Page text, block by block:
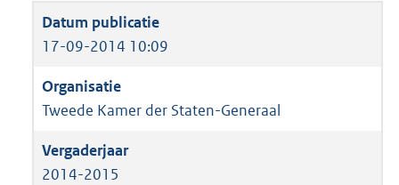
17-09-2014 10:09
Tweede Kamer der Staten-Generaal
2014-2015